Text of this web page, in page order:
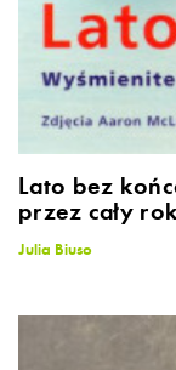
Lato bez
przez cały
Julia Biuso